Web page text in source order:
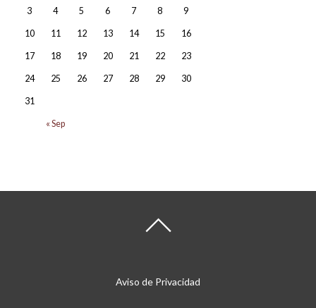
« Sep
3 4 5 6 7 8 9
10 11 12 13 14 15 16
17 18 19 20 21 22 23
24 25 26 27 28 29 30
31
Aviso de Privacidad